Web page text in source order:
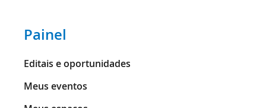
Painel
Editais e oportunidades
Meus eventos